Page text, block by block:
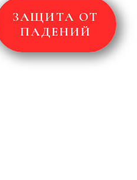
ЗАЩИТА ОТ
ПАДЕНИЙ